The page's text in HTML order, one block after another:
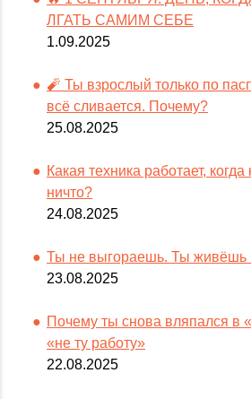
ЛГАТЬ САМИМ СЕБЕ
1.09.2025
🧨 Ты взрослый только по
всё сливается. Почему?
25.08.2025
Какая техника работает,
ничто?
24.08.2025
Ты не выгораешь. Ты живёшь
23.08.2025
Почему ты снова вляпался в
«не ту работу»
22.08.2025